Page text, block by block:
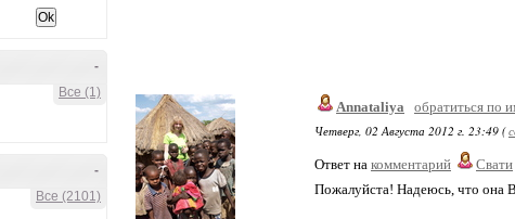
-
Все (1)
-
Все (2101)
Annataliya
обратиться по
Четверг, 02 Августа 2012 г. 23:49 (
Ответ на комментарий
Свати
Пожалуйста! Надеюсь, что она